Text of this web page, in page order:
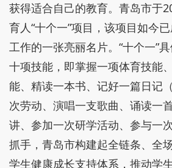
获得适合自己的教育。青岛市于
育人“十个一”项目，该项目如今
工作的一张亮丽名片。“十个一”
十项技能，即掌握一项体育技能
能、精读一本书、记好一篇日记
次劳动、演唱一支歌曲、诵读一
讲、参加一次研学活动、参与一
抓手，青岛市构建起全链条、全
学生健康成长支持体系，推动学